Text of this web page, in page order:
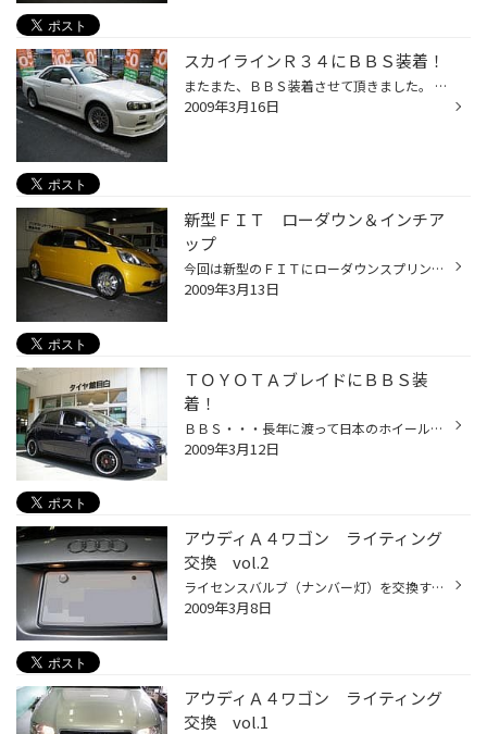
スカイラインＲ３４にＢＢＳ装着！
またまた、ＢＢＳ装着させて頂きました。 車種は日本の誇る最高峰スポーツカー「スカイラインＲ３４」 デザインは「これぞＢＢＳ」と言う「ＬＭ」です！ ２ピースながら軽量鍛造ホイールなので軽量化はもちろん ステアリングの軽さなど走行性能も上がること間違いなしです。 このホイールもＲ３４の...
2009年3月16日
新型ＦＩＴ ローダウン＆インチア
ップ
今回は新型のＦＩＴにローダウンスプリングと インチアップホイールセットを装着しました。 ＦＩＴ本来の雰囲気を壊さないローダウンと ＦＩＴのスタイリングにあうホイールデザイン と、かなり統一感がありカッコ良いスタイルに なっていると思います。 分かりづらいと思いますが、ホイールのセン...
2009年3月13日
ＴＯＹＯＴＡブレイドにＢＢＳ装
着！
ＢＢＳ・・・長年に渡って日本のホイール界でトップにある メーカーですが、そのＢＢＳの期間限定カラーをブレイドに 装着しました。 もともと１６インチでしたが、１７インチにインチＵＰ！ タイヤはもちろんＰＯＴＥＮＺＡ ＲＥ０５０を装着。 ブラックポリッシュカラーでスタイリングは完璧、 ...
2009年3月12日
アウディＡ４ワゴン ライティング
交換 vol.2
ライセンスバルブ（ナンバー灯）を交換すると 後ろから見た雰囲気が変わりカッコ良くなります。 しかも、ＬＥＤなので通常バルブと違い純白で ハッキリ・クッキリした光で照らすことが出来ます。 光量もＵＰするので明るいですよ。 画像１：純正です。黄色くて暗い感じがします。 画像２：比べてみ...
2009年3月8日
アウディＡ４ワゴン ライティング
交換 vol.1